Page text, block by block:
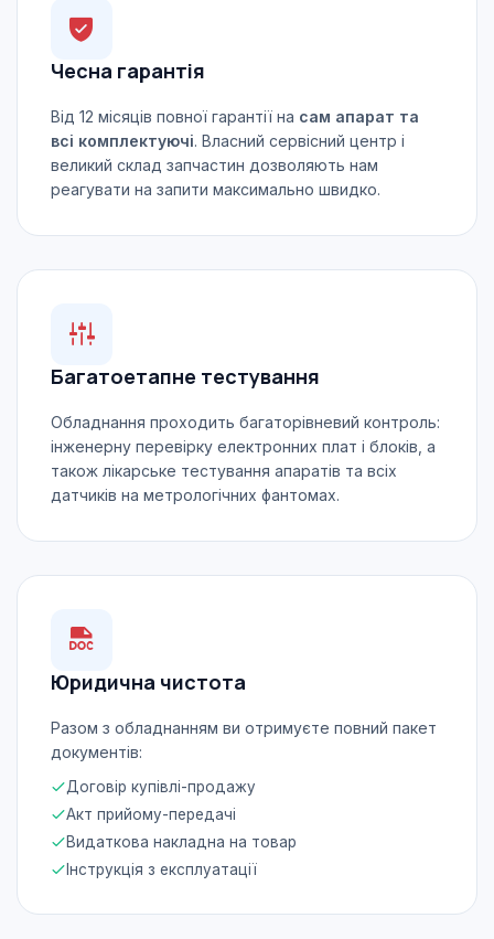
Чесна гарантія
Від 12 місяців повної гарантії на сам апарат та
всі комплектуючі. Власний сервісний центр і
великий склад запчастин дозволяють нам
реагувати на запити максимально швидко.
Багатоетапне тестування
Обладнання проходить багаторівневий контроль:
інженерну перевірку електронних плат і блоків, а
також лікарське тестування апаратів та всіх
датчиків на метрологічних фантомах.
Юридична чистота
Разом з обладнанням ви отримуєте повний пакет
документів:
Договір купівлі-продажу
Акт прийому-передачі
Видаткова накладна на товар
Інструкція з експлуатації